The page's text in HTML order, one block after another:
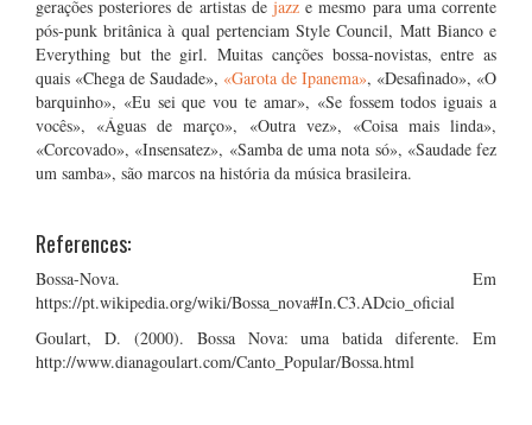
gerações posteriores de artistas de jazz e mesmo para uma corrente
pós-punk britânica à qual pertenciam Style Council, Matt Bianco e
Everything but the girl. Muitas canções bossa-novistas, entre as
quais «Chega de Saudade», «Garota de Ipanema», «Desafinado», «O
barquinho», «Eu sei que vou te amar», «Se fossem todos iguais a
vocês», «Águas de março», «Outra vez», «Coisa mais linda»,
«Corcovado», «Insensatez», «Samba de uma nota só», «Saudade fez
um samba», são marcos na história da música brasileira.
References:
Bossa-Nova. Em
https://pt.wikipedia.org/wiki/Bossa_nova#In.C3.ADcio_oficial
Goulart, D. (2000). Bossa Nova: uma batida diferente. Em
http://www.dianagoulart.com/Canto_Popular/Bossa.html